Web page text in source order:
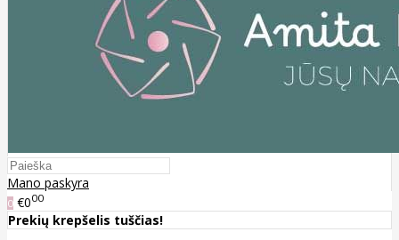
Mano paskyra
0 €000
Prekių krepšelis tuščias!